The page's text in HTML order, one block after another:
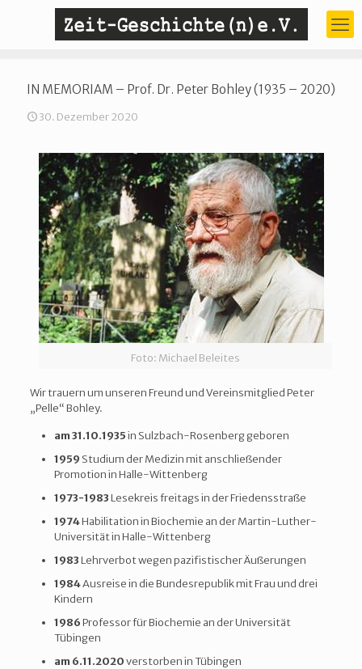
IN MEMORIAM – Prof. Dr. Peter Bohley (1935 – 2020)
30. Dezember 2020
Foto: Michael Beleites
Wir trauern um unseren Freund und Vereinsmitglied Peter
„Pelle“ Bohley.
am 31.10.1935in Sulzbach-Rosenberg geboren
1959 Studium der Medizin mit anschließender
Promotion in Halle-Wittenberg
1973-1983Lesekreis freitags in der Friedensstraße
1974Habilitation in Biochemie an der Martin-Luther-
Universität in Halle-Wittenberg
1983Lehrverbot wegen pazifistischer Äußerungen
1984Ausreise in die Bundesrepublik mit Frau und drei
Kindern
1986Professor für Biochemie an der Universität
Tübingen
am 6.11.2020verstorben in Tübingen